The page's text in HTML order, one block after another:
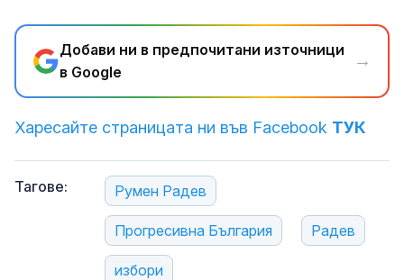
Добави ни в предпочитани източници
в Google
→
Харесайте страницата ни във Facebook ТУК
Тагове: Румен Радев
Прогресивна България Радев
избори